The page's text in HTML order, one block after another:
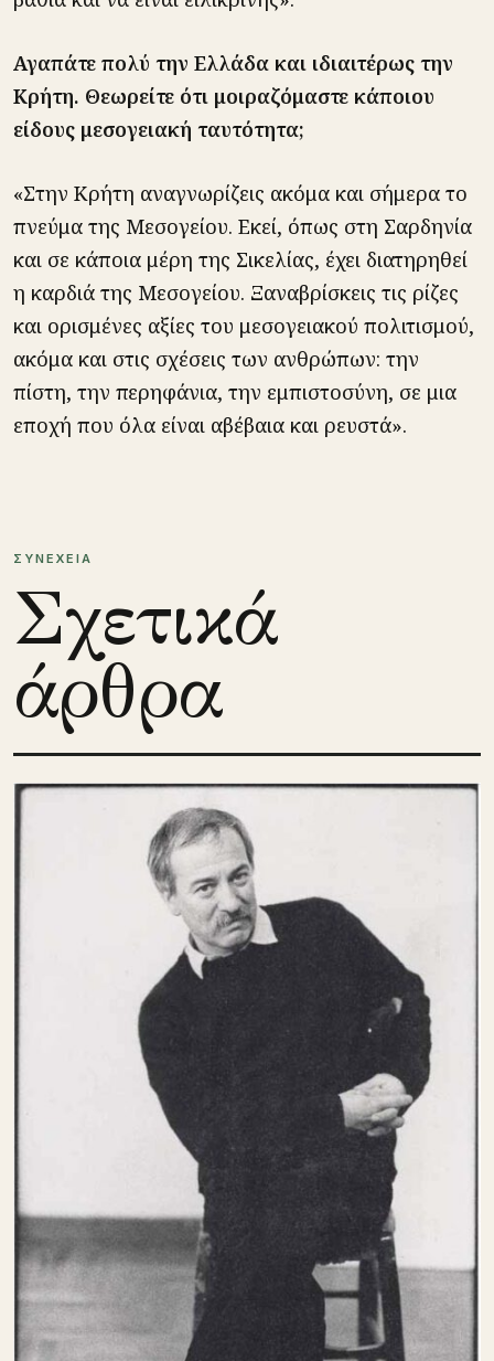
Αγαπάτε πολύ την Ελλάδα και ιδιαιτέρως την
Κρήτη. Θεωρείτε ότι μοιραζόμαστε κάποιου
είδους μεσογειακή ταυτότητα;
«Στην Κρήτη αναγνωρίζεις ακόμα και σήμερα το
πνεύμα της Μεσογείου. Εκεί, όπως στη Σαρδηνία
και σε κάποια μέρη της Σικελίας, έχει διατηρηθεί
η καρδιά της Μεσογείου. Ξαναβρίσκεις τις ρίζες
και ορισμένες αξίες του μεσογειακού πολιτισμού,
ακόμα και στις σχέσεις των ανθρώπων: την
πίστη, την περηφάνια, την εμπιστοσύνη, σε μια
εποχή που όλα είναι αβέβαια και ρευστά».
ΣΥΝΕΧΕΙΑ
Σχετικά
άρθρα